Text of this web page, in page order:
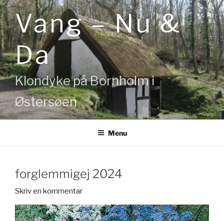
Videre
til
indholdVang – Nu &
Da
Klondyke på Bornholm i
Østersøen
Menu
forglemmigej 2024
Skriv en kommentar